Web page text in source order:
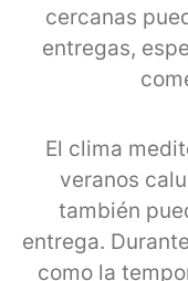
cercanas
entregas,
El clima
veranos
también
entrega.
como la